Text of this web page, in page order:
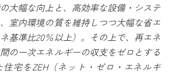
大幅な向上と、高効率な設備・システ
室内環境の質を維持しつつ大幅な省エ
基準比20％以上）。その上で、再エネ
の一次エネルギーの収支をゼロとする
住宅をZEH（ネット・ゼロ・エネルギ